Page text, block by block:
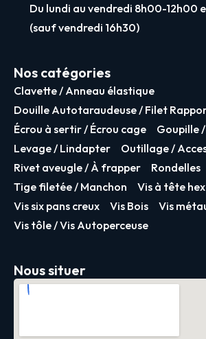
Du lundi au vendredi 8h00-12h00
(sauf vendredi 16h30)
Nos catégories
Clavette / Anneau élastique
Douille Autotaraudeuse / Filet
Écrou à sertir / Écrou cage
Goupille
Levage / Lindapter
Outillage /
Rivet aveugle / À frapper
Rondelles
Tige filetée / Manchon
Vis à tête
Vis six pans creux
Vis Bois
Vis
Vis tôle / Vis Autoperceuse
Nous situer